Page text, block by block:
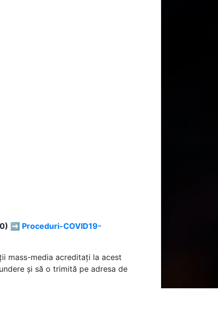
➡️ Proceduri-COVID19-
mass-media acreditați la acest
și să o trimită pe adresa de